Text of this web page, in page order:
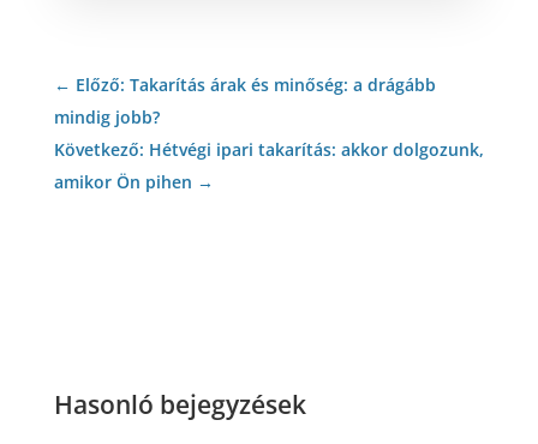
← Előző: Takarítás árak és minőség: a drágább
mindig jobb?
Következő: Hétvégi ipari takarítás: akkor dolgozunk,
amikor Ön pihen →
Hasonló bejegyzések